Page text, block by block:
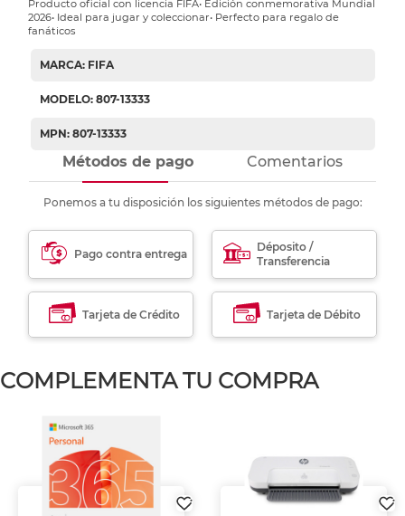
Producto oficial con licencia FIFA• Edición conmemorativa Mundial
2026• Ideal para jugar y coleccionar• Perfecto para regalo de
fanáticos
MARCA: FIFA
MODELO: 807-13333
MPN: 807-13333
Métodos de pago Comentarios
Ponemos a tu disposición los siguientes métodos de pago:
Pago contra entrega
Déposito /
Transferencia
Tarjeta de Crédito Tarjeta de Débito
COMPLEMENTA TU COMPRA